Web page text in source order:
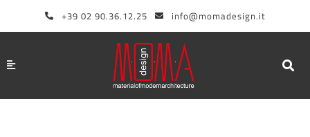
+39 02 90.36.12.25 info@momadesign.it